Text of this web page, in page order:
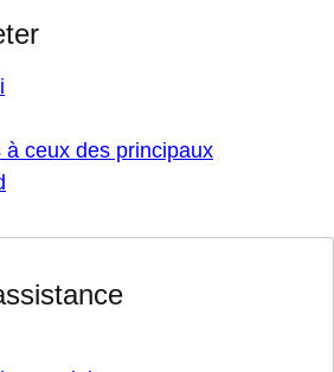
ceux des principaux